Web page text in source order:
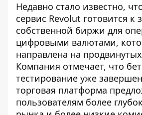
Недавно стало известно,
сервис Revolut готовится к
собственной биржи для
цифровыми валютами,
направлена ​​на
Компания отмечает, что
тестирование уже
торговая платформа
пользователям более